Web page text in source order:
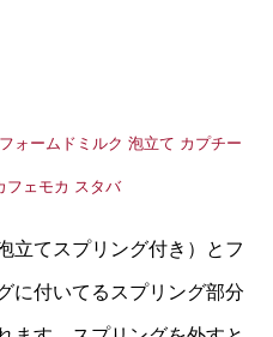
立てスプリング付き）とフ
に付いてるスプリング部分